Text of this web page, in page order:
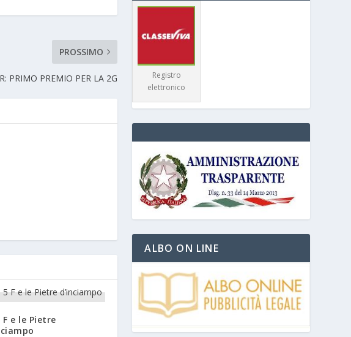
PROSSIMO
PRIMO PREMIO PER LA 2G
F e le Pietre
Registro
elettronico
ALBO ON LINE